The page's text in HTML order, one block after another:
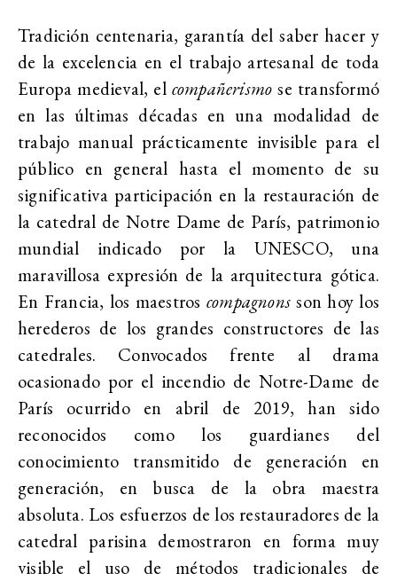
Tradición centenaria, garantía del saber hacer y
de la excelencia en el trabajo artesanal de toda
Europa medieval, el compañerismo se transformó
en las últimas décadas en una modalidad de
trabajo manual prácticamente invisible para el
público en general hasta el momento de su
significativa participación en la restauración de
la catedral de Notre Dame de París, patrimonio
mundial indicado por la UNESCO, una
maravillosa expresión de la arquitectura gótica.
En Francia, los maestros compagnons son hoy los
herederos de los grandes constructores de las
catedrales. Convocados frente al drama
ocasionado por el incendio de Notre-Dame de
París ocurrido en abril de 2019, han sido
reconocidos como los guardianes del
conocimiento transmitido de generación en
generación, en busca de la obra maestra
absoluta. Los esfuerzos de los restauradores de la
catedral parisina demostraron en forma muy
visible el uso de métodos tradicionales de